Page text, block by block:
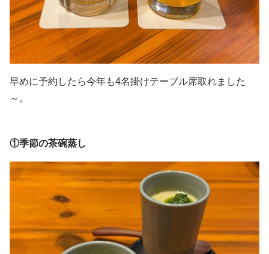
早めに予約したら今年も4名掛けテーブル席取れました
～。
①季節の茶碗蒸し